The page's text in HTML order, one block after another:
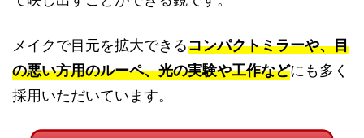
メイクで目元を拡大できるコンパクトミラーや、目
の悪い方用のルーペ、光の実験や工作などにも多く
採用いただいています。